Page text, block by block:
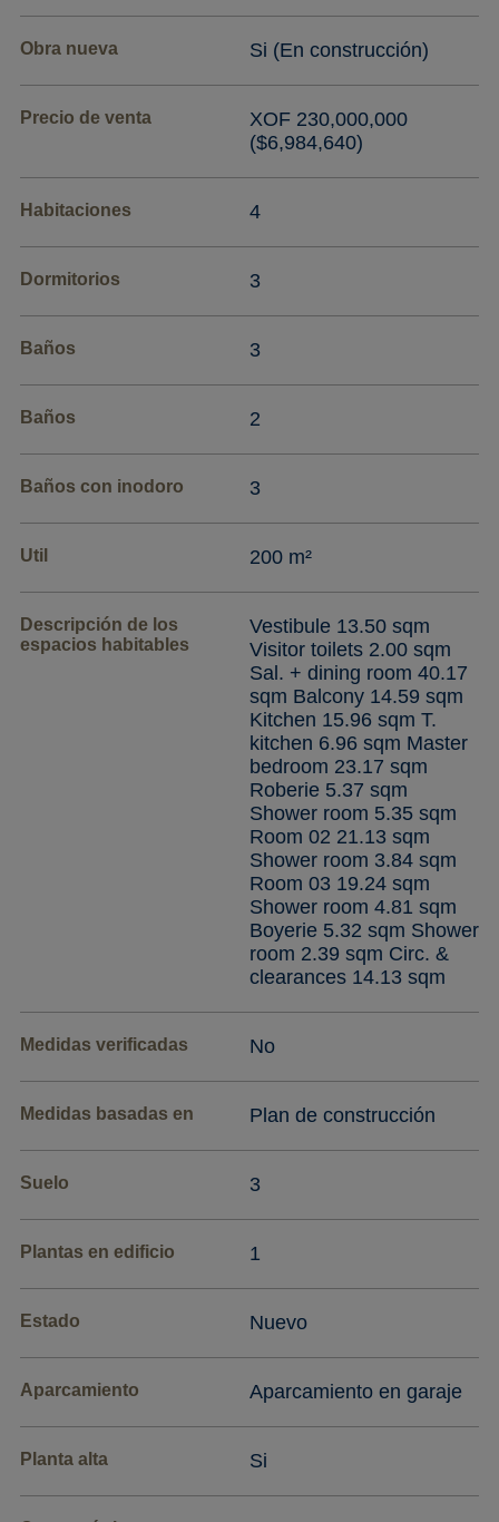
Obra nueva Si (En construcción)
Precio de venta
XOF 230,000,000
($6,984,640)
Habitaciones 4
Dormitorios 3
Baños 3
Baños 2
Baños con inodoro 3
Util 200 m²
Descripción de los
espacios habitables
Vestibule 13.50 sqm
Visitor toilets 2.00 sqm
Sal. + dining room 40.17
sqm Balcony 14.59 sqm
Kitchen 15.96 sqm T.
kitchen 6.96 sqm Master
bedroom 23.17 sqm
Roberie 5.37 sqm
Shower room 5.35 sqm
Room 02 21.13 sqm
Shower room 3.84 sqm
Room 03 19.24 sqm
Shower room 4.81 sqm
Boyerie 5.32 sqm Shower
room 2.39 sqm Circ. &
clearances 14.13 sqm
Medidas verificadas No
Medidas basadas en Plan de construcción
Suelo 3
Plantas en edificio 1
Estado Nuevo
Aparcamiento Aparcamiento en garaje
Planta alta Si